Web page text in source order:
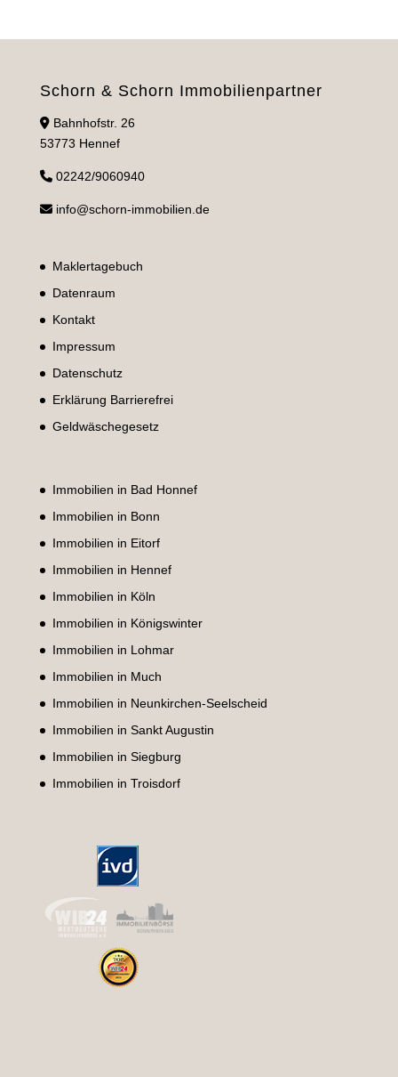
Schorn & Schorn Immobilienpartner
Bahnhofstr. 26
53773 Hennef
02242/9060940
info@schorn-immobilien.de
Maklertagebuch
Datenraum
Kontakt
Impressum
Datenschutz
Erklärung Barrierefrei
Geldwäschegesetz
Immobilien in Bad Honnef
Immobilien in Bonn
Immobilien in Eitorf
Immobilien in Hennef
Immobilien in Köln
Immobilien in Königswinter
Immobilien in Lohmar
Immobilien in Much
Immobilien in Neunkirchen-Seelscheid
Immobilien in Sankt Augustin
Immobilien in Siegburg
Immobilien in Troisdorf